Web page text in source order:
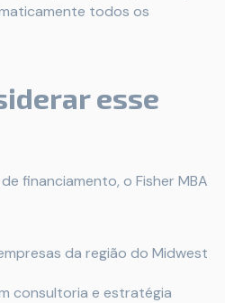
todos os
esse
financiamento, o Fisher MBA
da região do Midwest
consultoria e estratégia